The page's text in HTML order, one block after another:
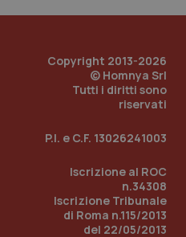
Copyright 2013-2026
© Homnya Srl
Tutti i diritti sono
riservati
P.I. e C.F. 13026241003
Iscrizione al ROC
n.34308
Iscrizione Tribunale
di Roma n.115/2013
del 22/05/2013
Scadenza
1 anno 1
Questo
utilizzato
per
lo stato
della
sessione.
Dominio Scadenza